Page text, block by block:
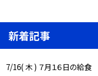
新着記事
7/16( 木 ) ７月１６日の給食